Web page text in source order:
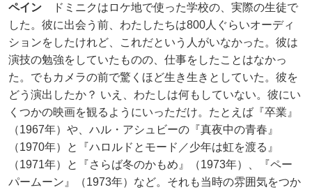
ペイン ドミニクはロケ地で使った学校の、実際の生徒で
した。彼に出会う前、わたしたちは800人ぐらいオーディ
ションをしたけれど、これだという人がいなかった。彼は
演技の勉強をしていたものの、仕事をしたことはなかっ
た。でもカメラの前で驚くほど生き生きとしていた。彼を
どう演出したか？ いえ、わたしは何もしていない。彼にい
くつかの映画を観るようにいっただけ。たとえば『卒業』
（1967年）や、ハル・アシュビーの『真夜中の青春』
（1970年）と『ハロルドとモード／少年は虹を渡る』
（1971年）と『さらば冬のかもめ』（1973年）、『ペー
パームーン』（1973年）など。それも当時の雰囲気をつか